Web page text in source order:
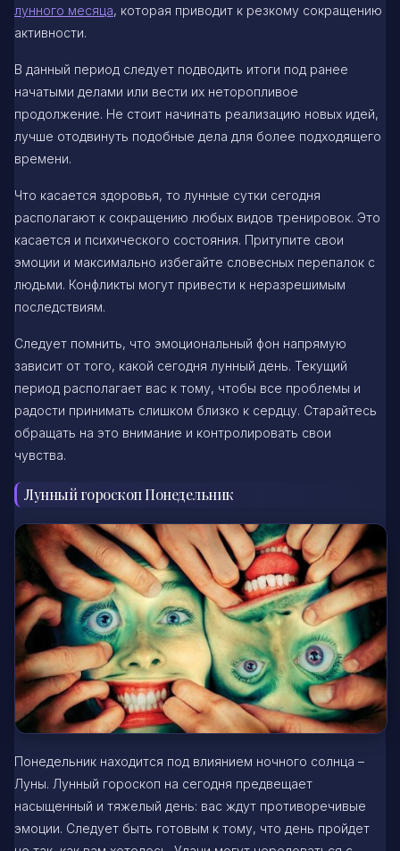
лунного месяца, которая приводит к резкому сокращению
активности.
В данный период следует подводить итоги под ранее
начатыми делами или вести их неторопливое
продолжение. Не стоит начинать реализацию новых идей,
лучше отодвинуть подобные дела для более подходящего
времени.
Что касается здоровья, то лунные сутки сегодня
располагают к сокращению любых видов тренировок. Это
касается и психического состояния. Притупите свои
эмоции и максимально избегайте словесных перепалок с
людьми. Конфликты могут привести к неразрешимым
последствиям.
Следует помнить, что эмоциональный фон напрямую
зависит от того, какой сегодня лунный день. Текущий
период располагает вас к тому, чтобы все проблемы и
радости принимать слишком близко к сердцу. Старайтесь
обращать на это внимание и контролировать свои
чувства.
Лунный гороскоп Понедельник
Понедельник находится под влиянием ночного солнца –
Луны. Лунный гороскоп на сегодня предвещает
насыщенный и тяжелый день: вас ждут противоречивые
эмоции. Следует быть готовым к тому, что день пройдет